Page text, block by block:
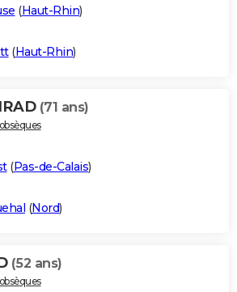
(Haut-Rhin)
(Haut-Rhin)
(71 ans)
(Pas-de-Calais)
(Nord)
(52 ans)